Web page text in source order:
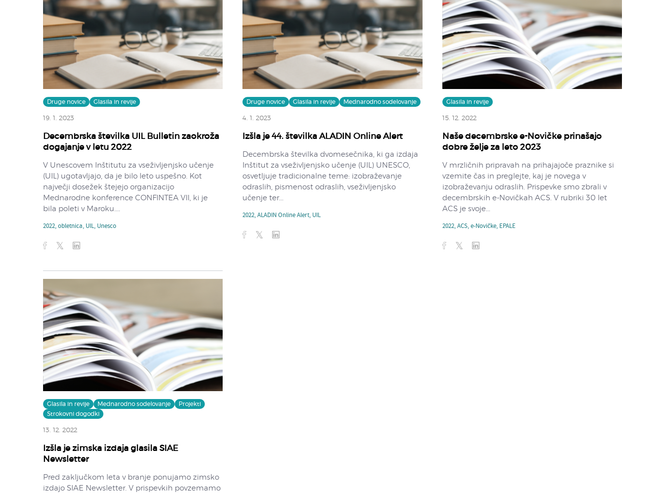
Druge novice Glasila in revije
19. 1. 2023
Decembrska številka UIL Bulletin zaokroža
dogajanje v letu 2022
V Unescovem Inštitutu za vseživljenjsko učenje
(UIL) ugotavljajo, da je bilo leto uspešno. Kot
največji dosežek štejejo organizacijo
Mednarodne konference CONFINTEA VII, ki je
bila poleti v Maroku....
2022,obletnica, UIL, Unesco
Druge novice Glasila in revije Mednarodno sodelovanje
4. 1. 2023
Izšla je 44. številka ALADIN Online Alert
Decembrska številka dvomesečnika, ki ga izdaja
Inštitut za vseživljenjsko učenje (UIL) UNESCO,
osvetljuje tradicionalne teme: izobraževanje
odraslih, pismenost odraslih, vseživljenjsko
učenje ter...
2022,ALADIN Online Alert, UIL
Glasila in revije
15. 12. 2022
Naše decembrske e-Novičke prinašajo
dobre želje za leto 2023
V mrzličnih pripravah na prihajajoče praznike si
vzemite čas in preglejte, kaj je novega v
izobraževanju odraslih. Prispevke smo zbrali v
decembrskih e-Novičkah ACS. V rubriki 30 let
ACS je svoje...
2022,ACS,e-Novičke, EPALE
Glasila in revije Mednarodno sodelovanje
Projekti
Strokovni dogodki
13. 12. 2022
Izšla je zimska izdaja glasila SIAE
Newsletter
Pred zaključkom leta v branje ponujamo zimsko
izdajo SIAE Newsletter. V prispevkih povzemamo